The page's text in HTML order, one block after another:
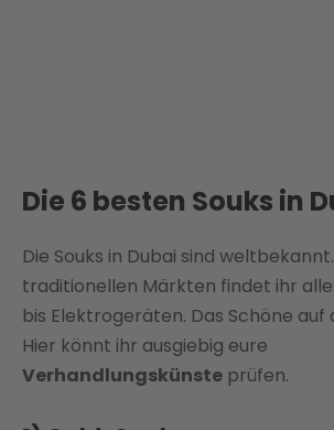
Die 6 besten Souks in
Die Souks in Dubai sind
traditionellen Märkten findet ihr
bis Elektrogeräten. Das Schöne auf
Hier könnt ihr ausgiebig eure
Verhandlungskünste prüfen.